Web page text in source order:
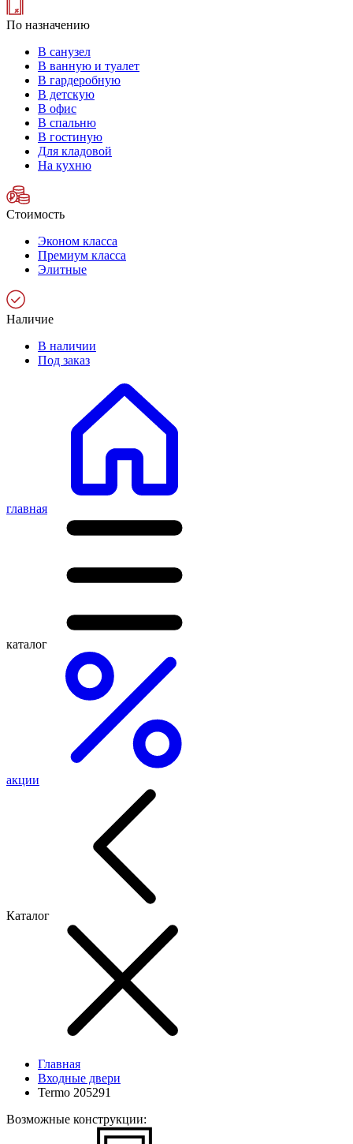
По назначению
В санузел
В ванную и туалет
В гардеробную
В детскую
В офис
В спальню
В гостиную
Для кладовой
На кухню
Стоимость
Эконом класса
Премиум класса
Элитные
Наличие
В наличии
Под заказ
главная
каталог
акции
Каталог
Главная
Входные двери
Termo 205291
Возможные конструкции: